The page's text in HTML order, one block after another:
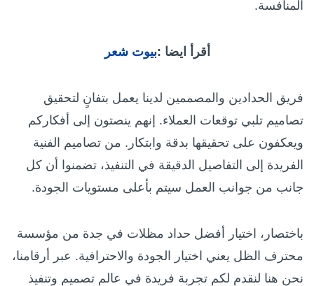
المنافسة.
أقرأ ايضا :بيوت شعر
فريق الحدادين والمصممين لدينا يعمل بتفانٍ لتحقيق
تصاميم تلبي توقعات العملاء. إنهم ينصتون إلى أفكاركم
ويعكفون على تحقيقها بدقة وابتكار. من تصاميم الفنية
الفريدة إلى التفاصيل الدقيقة في التنفيذ، تضمنوا أن كل
جانب من جوانب العمل سيتم بأعلى مستويات الجودة.
باختصار، اختيار أفضل حداد مظلات في جدة من مؤسسة
محترف الظل يعني اختيار الجودة والاحترافية. عبر أرقامنا،
نحن هنا لنقدم لكم تجربة فريدة في عالم تصميم وتنفيذ